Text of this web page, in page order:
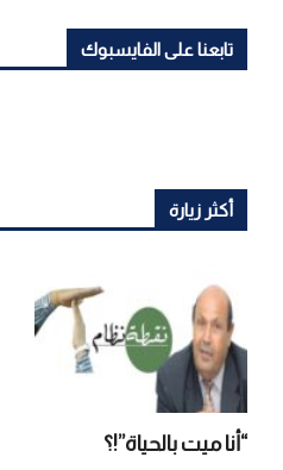
تابعنا على الفايسبوك
أكثر زيارة
“أنا ميت بالحياة”!؟